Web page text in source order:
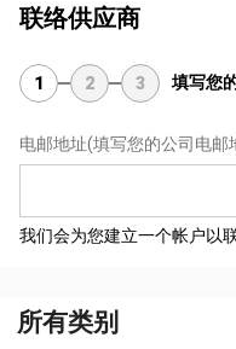
联络供应商
1 2 3 填写您
电邮地址(填写您的公司电邮
我们会为您建立一个帐户以
所有类别